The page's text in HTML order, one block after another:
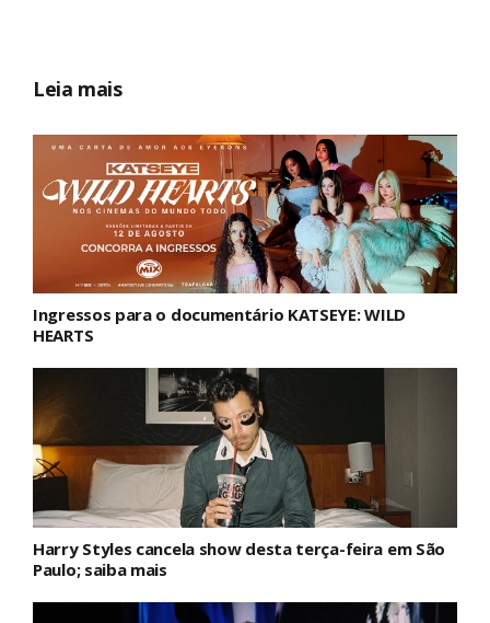
Leia mais
Ingressos para o documentário KATSEYE: WILD
HEARTS
Harry Styles cancela show desta terça-feira em São
Paulo; saiba mais